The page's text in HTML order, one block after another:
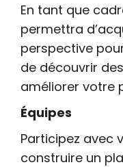
En tant que
permettra
perspective
de découvrir
améliorer votre
Équipes
Participez avec
construire un